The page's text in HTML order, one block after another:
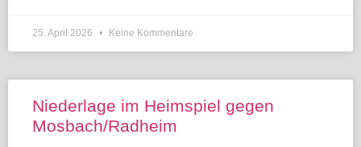
25. April 2026 Keine Kommentare
Niederlage im Heimspiel gegen
Mosbach/Radheim